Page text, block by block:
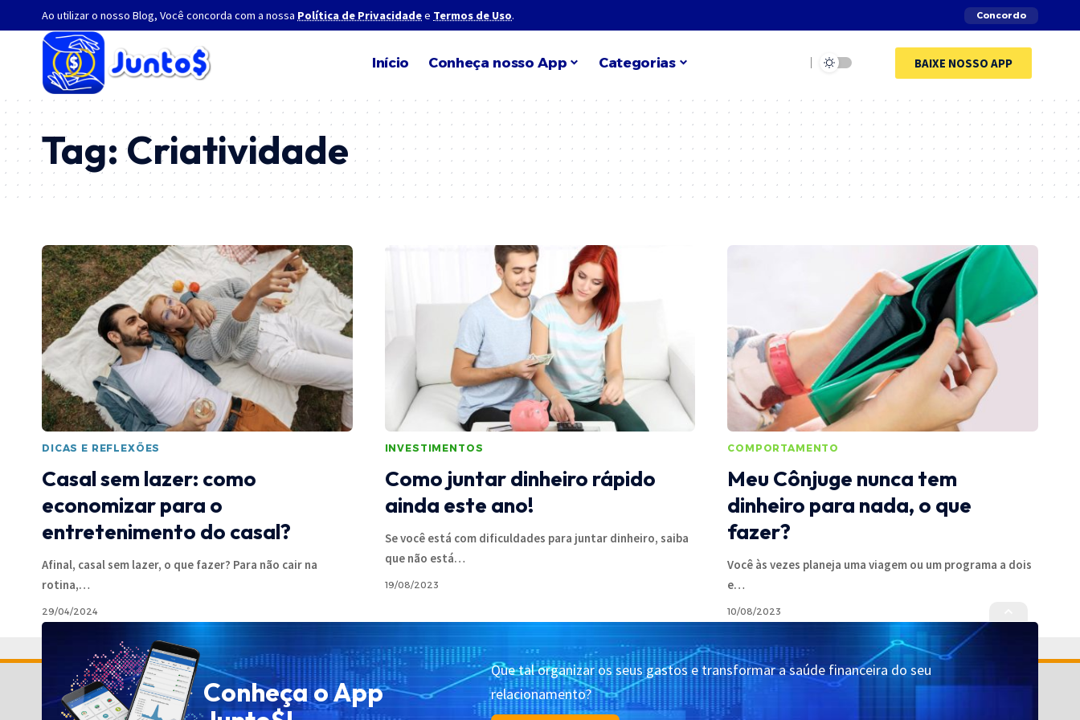
Ao utilizar o nosso Blog, Você concorda com a nossa Política de Privacidadee Termos de Uso. Concordo
Início Conheça nosso App Categorias BAIXE NOSSO APP
Tag:Criatividade
DICAS E REFLEXÕES
Casal sem lazer: como
economizar para o
entretenimento do casal?
Afinal, casal sem lazer, o que fazer? Para não cair na
rotina,…
29/04/2024
INVESTIMENTOS
Como juntar dinheiro rápido
ainda este ano!
Se você está com dificuldades para juntar dinheiro, saiba
que não está…
19/08/2023
COMPORTAMENTO
Meu Cônjuge nunca tem
dinheiro para nada, o que
fazer?
Você às vezes planeja uma viagem ou um programa a dois
e…
10/08/2023
Política de Privacidade Política de Cookies Termos de Uso Contato Cadastrar Quem Somos
Conheça o App
Que tal organizar os seus gastos e transformar a saúde financeira do seu
relacionamento?